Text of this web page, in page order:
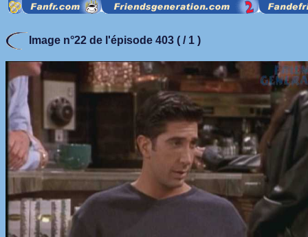
Image n°22 de l'épisode 403 ( / 1 )